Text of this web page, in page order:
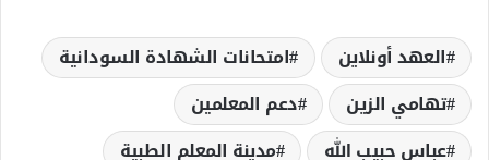
العهد أونلاين
امتحانات الشهادة السودانية
تهامي الزين
دعم المعلمين
عباس حبيب الله
مدينة المعلم الطبية